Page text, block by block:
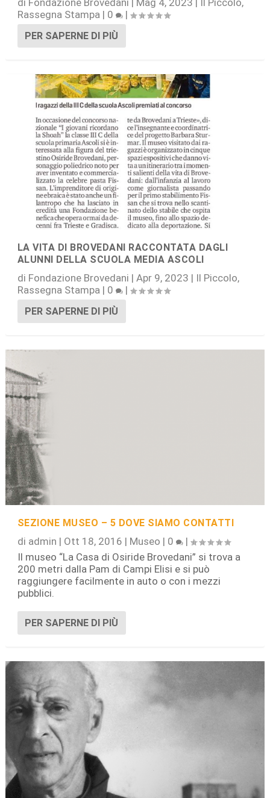
di Fondazione Brovedani Mag 4, 2023 Il Piccolo,
Rassegna Stampa| 0 |
PER SAPERNE DI PIÙ
LA VITA DI BROVEDANI RACCONTATA DAGLI
ALUNNI DELLA SCUOLA MEDIA ASCOLI
di Fondazione Brovedani | Apr 9, 2023 | Il Piccolo,
Rassegna Stampa| 0 |
PER SAPERNE DI PIÙ
SEZIONE MUSEO – 5 DOVE SIAMO CONTATTI
di admin | Ott 18, 2016 | Museo | 0
|
Il museo “La Casa di Osiride Brovedani” si trova a
200 metri dalla Pam di Campi Elisi e si può
raggiungere facilmente in auto o con i mezzi
pubblici.
PER SAPERNE DI PIÙ